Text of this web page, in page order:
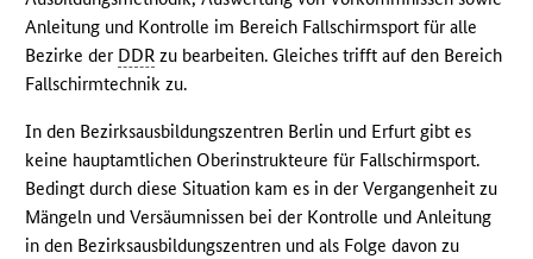
Anleitung und Kontrolle im Bereich Fallschirmsport für alle
Bezirke der DDR zu bearbeiten. Gleiches trifft auf den Bereich
Fallschirmtechnik zu.
In den Bezirksausbildungszentren Berlin und Erfurt gibt es
keine hauptamtlichen Oberinstrukteure für Fallschirmsport.
Bedingt durch diese Situation kam es in der Vergangenheit zu
Mängeln und Versäumnissen bei der Kontrolle und Anleitung
in den Bezirksausbildungszentren und als Folge davon zu